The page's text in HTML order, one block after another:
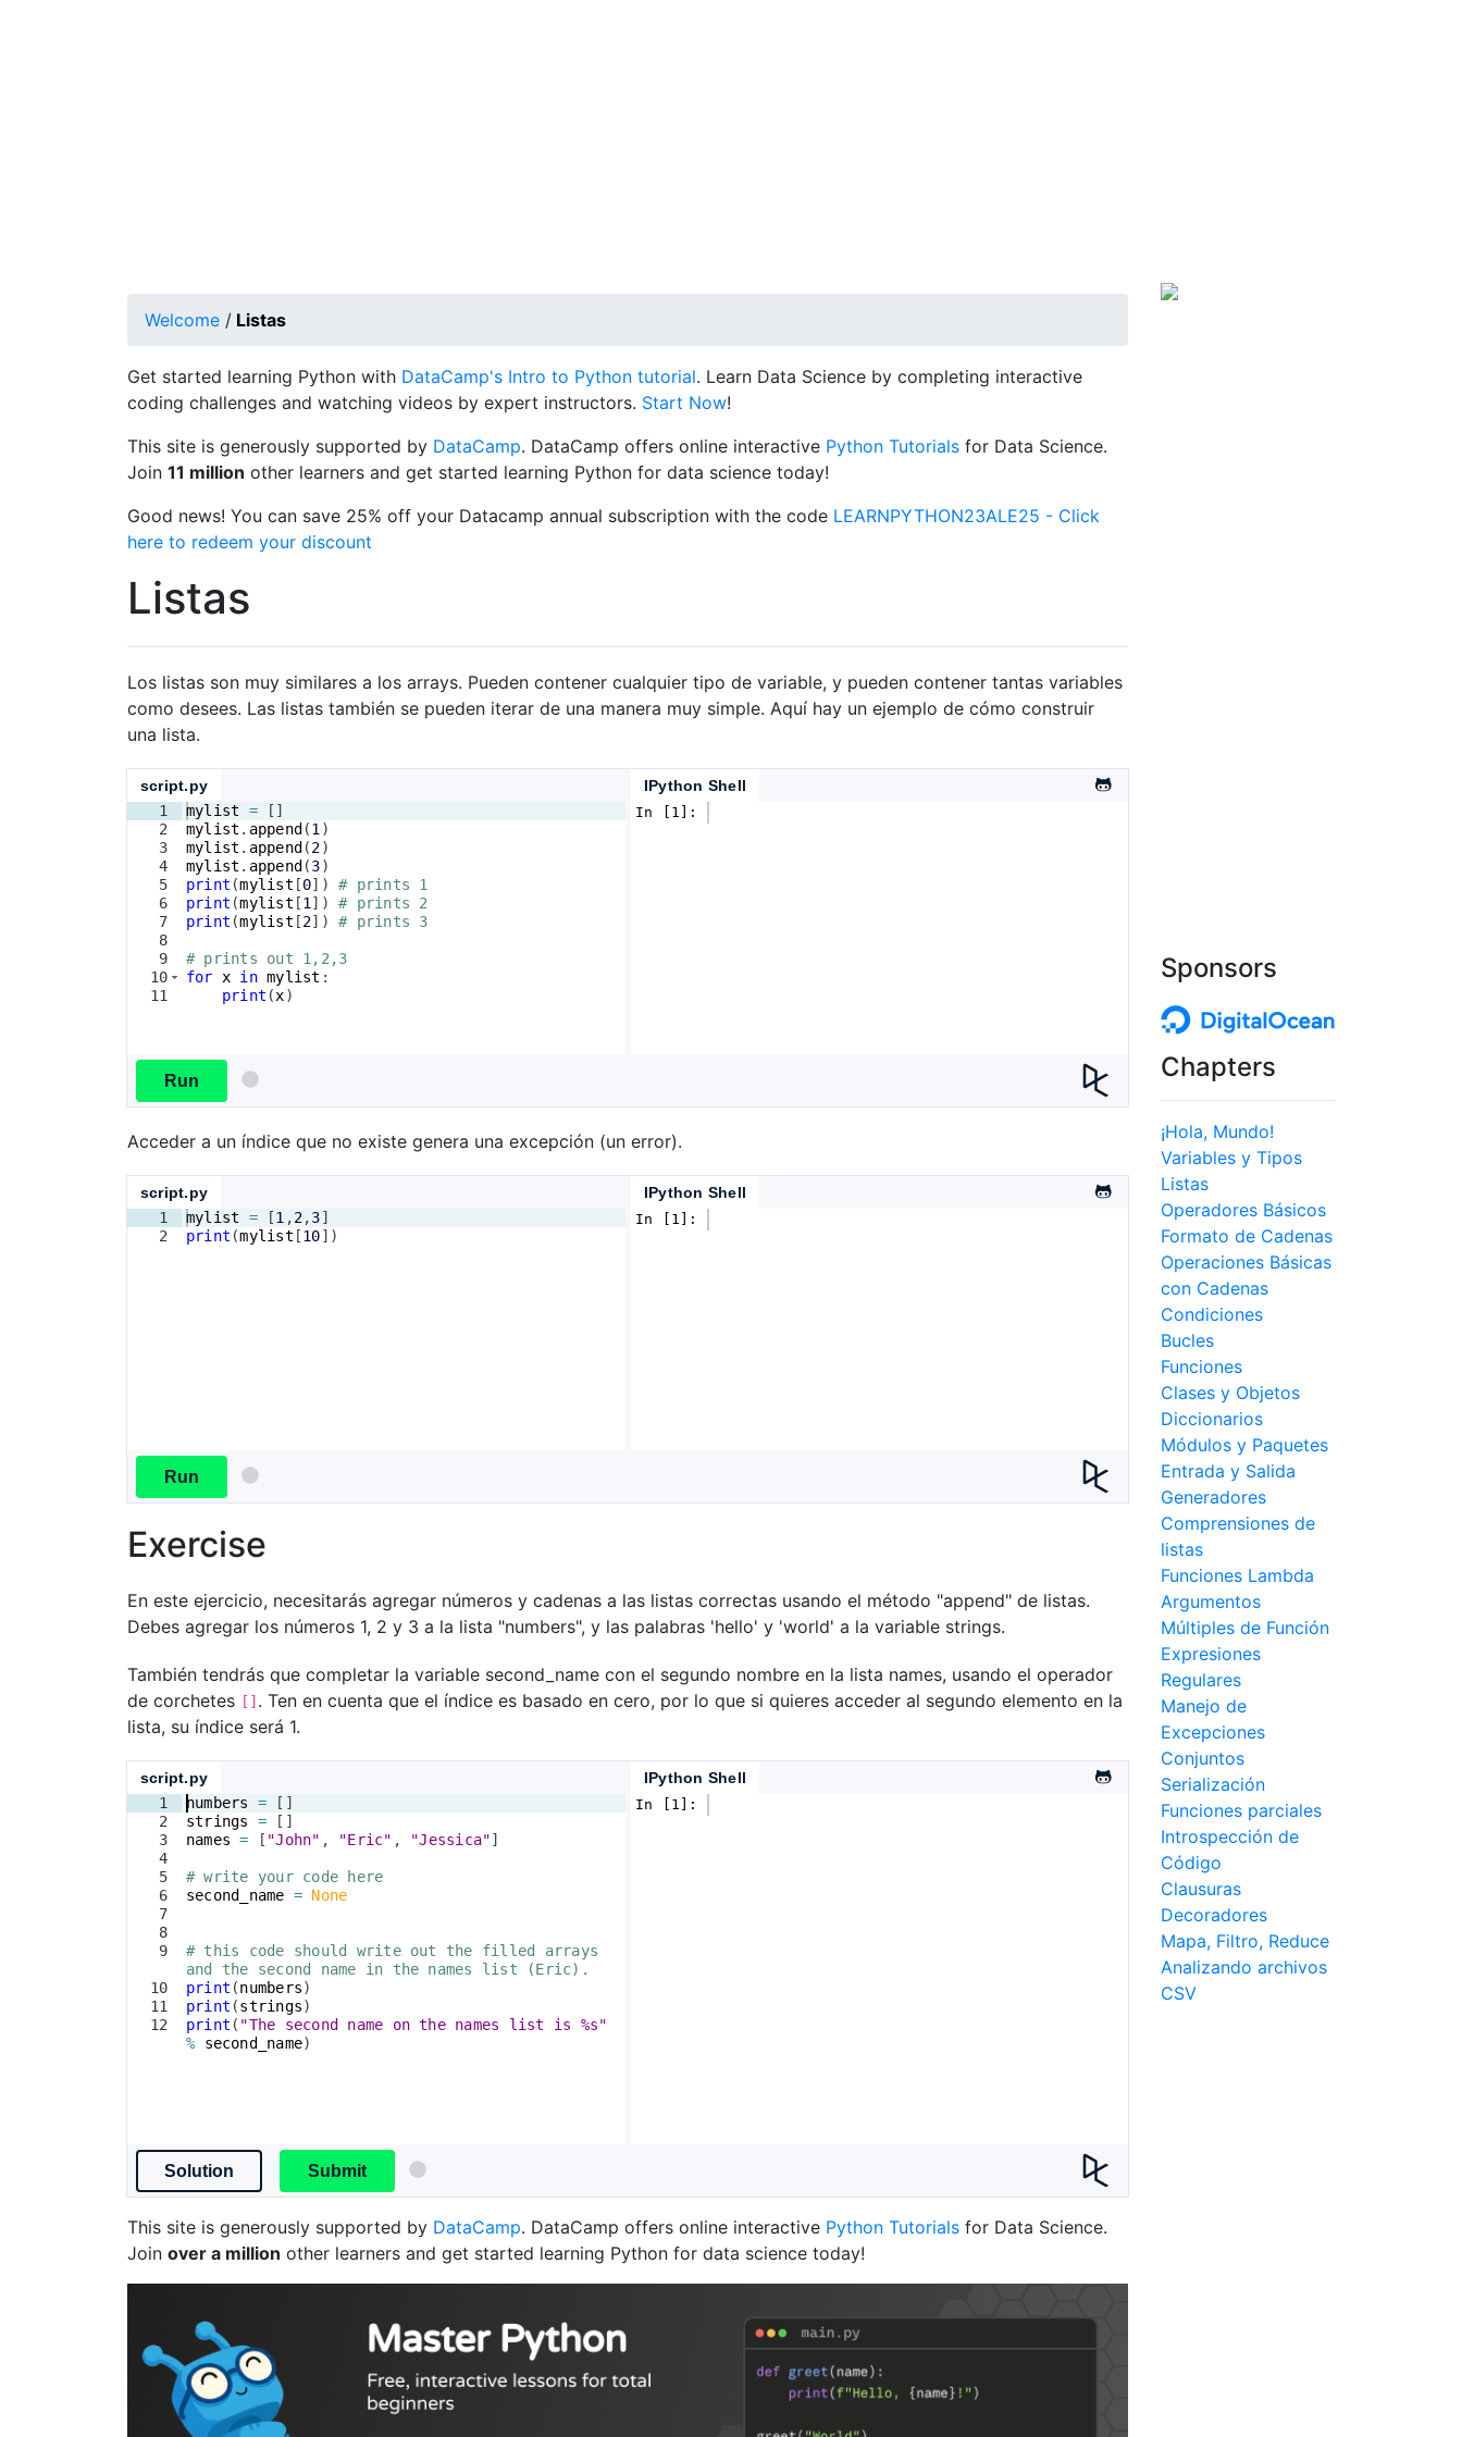
Welcome / Listas
Get started learning Python with DataCamp's Intro to Python tutorial. Learn Data Science by completing interactive
coding challenges and watching videos by expert instructors. Start Now!
This site is generously supported by DataCamp. DataCamp offers online interactive Python Tutorials for Data Science.
Join 11 million other learners and get started learning Python for data science today!
Good news! You can save 25% off your Datacamp annual subscription with the code LEARNPYTHON23ALE25 - Click
here to redeem your discount
Listas
Los listas son muy similares a los arrays. Pueden contener cualquier tipo de variable, y pueden contener tantas variables
como desees. Las listas también se pueden iterar de una manera muy simple. Aquí hay un ejemplo de cómo construir
una lista.
script.py
1
2
3
4
5
6
7
8
9
10
11
mylist = [ ]
mylist . append (1 )
mylist . append (2)
mylist . append (3)
print (mylist [0])
# prints 1
print (mylist [1 ])
# prints 2
print (mylist [2]) # prints 3
# prints out 1,2,3
for
x in mylist :
print (x)
IPython Shell
In [1]:
Run
Acceder a un índice que no existe genera una excepción (un error).
script.py
1
2
mylist = [1 ,2,3]
print (mylist [10])
IPython Shell
In [1]:
Run
Exercise
En este ejercicio, necesitarás agregar números y cadenas a las listas correctas usando el método "append" de listas.
Debes agregar los números 1, 2 y 3 a la lista "numbers", y las palabras 'hello' y 'world' a la variable strings.
También tendrás que completar la variable second_name con el segundo nombre en la lista names, usando el operador
de corchetes [] . Ten en cuenta que el índice es basado en cero, por lo que si quieres acceder al segundo elemento en la
lista, su índice será 1.
script.py
1
2
3
4
5
6
7
8
9
10
11
12
numbers = [ ]
strings
= [ ]
names = [ "John" , "Eric" , "Jessica"]
# write your code here
second_name = None
# this code should write out the filled arrays
and the second name in the names list (Eric).
print (numbers)
print (strings)
print ( "The second name on the names list is %s"
%
second_name)
IPython Shell
In [1]:
Solution Submit
This site is generously supported by DataCamp. DataCamp offers online interactive Python Tutorials for Data Science.
Join over a million other learners and get started learning Python for data science today!
Sponsors
Chapters
¡Hola, Mundo!
Variables y Tipos
Listas
Operadores Básicos
Formato de Cadenas
Operaciones Básicas
con Cadenas
Condiciones
Bucles
Funciones
Clases y Objetos
Diccionarios
Módulos y Paquetes
Entrada y Salida
Generadores
Comprensiones de
listas
Funciones Lambda
Argumentos
Múltiples de Función
Expresiones
Regulares
Manejo de
Excepciones
Conjuntos
Serialización
Funciones parciales
Introspección de
Código
Clausuras
Decoradores
Mapa, Filtro, Reduce
Analizando archivos
CSV